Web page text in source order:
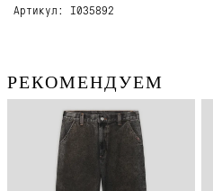
Артикул: I035892
РЕКОМЕНДУЕМ